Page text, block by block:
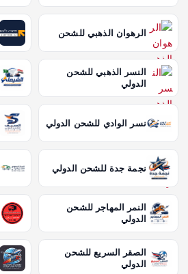
الرهوان الذهبي للشحن
النسر الذهبي للشحن
الدولي
نسر الوادي للشحن الدولي
نجمة جدة للشحن الدولي
النمر المهاجر للشحن
الدولي
الصقر السريع للشحن
الدولي